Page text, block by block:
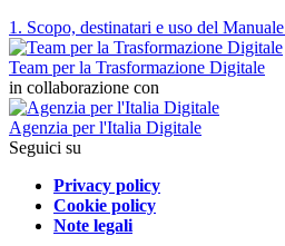
1. Scopo, destinatari e uso del
Team per la Trasformazione Digitale
in collaborazione con
Agenzia per l'Italia Digitale
Seguici su
Privacy policy
Cookie policy
Note legali